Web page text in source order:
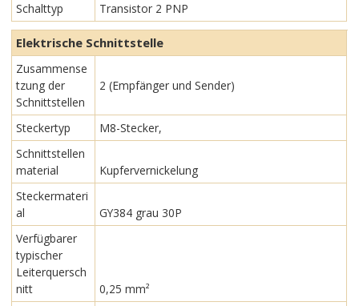
Schalttyp Transistor 2 PNP
Elektrische Schnittstelle
Zusammense
tzung der
Schnittstellen
2 (Empfänger und Sender)
Steckertyp
M8-Stecker,
Schnittstellen
material
Kupfervernickelung
Steckermateri
al
GY384 grau 30P
Verfügbarer
typischer
Leiterquersch
nitt
0,25 mm²